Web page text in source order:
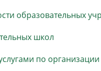
образовательных
школ
по